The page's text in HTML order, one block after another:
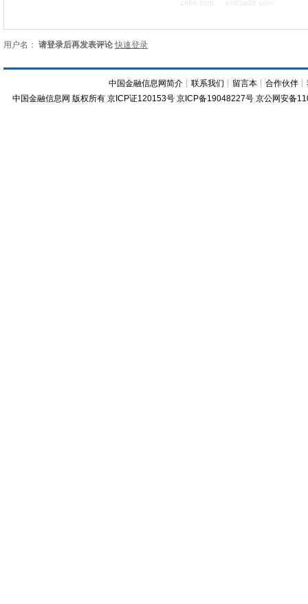
用户名： 请登录后再发表评论 快速登录
中国金融信息网简介 ┊联系我们 ┊ 留言本 ┊合作伙伴 ┊
中国金融信息网 版权所有 京ICP证120153号 京ICP备19048227号 京公网安备